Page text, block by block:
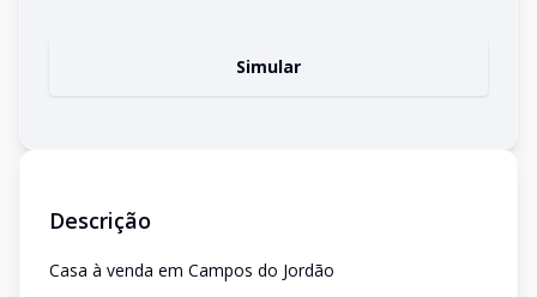
Simular
Descrição
Casa à venda em Campos do Jordão